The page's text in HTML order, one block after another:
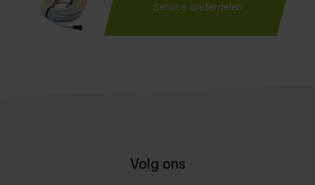
Service onderdelen
Volg ons